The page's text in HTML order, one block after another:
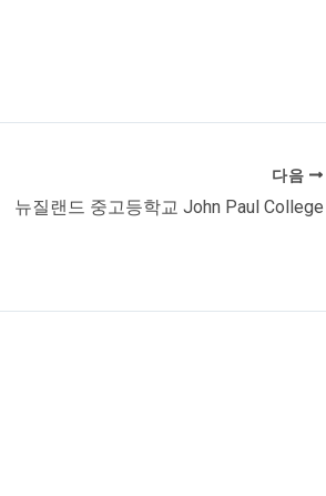
다음
뉴질랜드 중고등학교 John Paul College